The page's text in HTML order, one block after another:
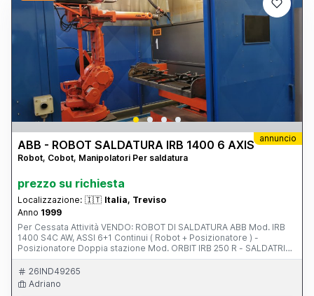
annuncio
ABB - ROBOT SALDATURA IRB 1400 6 AXIS
Robot, Cobot, Manipolatori Per saldatura
prezzo su richiesta
Localizzazione: 🇮🇹 Italia, Treviso
Anno 1999
Per Cessata Attività VENDO: ROBOT DI SALDATURA ABB Mod. IRB
1400 S4C AW, ASSI 6+1 Continui ( Robot + Posizionatore ) -
Posizionatore Doppia stazione Mod. ORBIT IRB 250 R - SALDATRICE
ABB Mod. RPA 400 MIG - BULLS EYE ( disp. Allineamento Torcia)-
Dispositivo PULIZIA MECCANICA - TORCIA TC 96 . Dati tecnici
Posizionatore : PORTATA 250 KG - Distanza tra le Punte : 1600 mm -
Diametro di Rotazione 1000 mm - Marcatura CE. PS. MACCHINA IN
26IND49265
Adriano